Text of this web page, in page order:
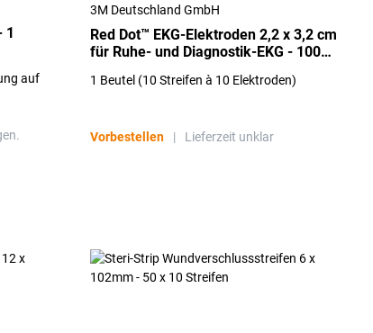
1
auf
3M Deutschland GmbH
Red Dot™ EKG-Elektroden 2,2 x 3,2 cm
für Ruhe- und Diagnostik-EKG - 100
1 Beutel (10 Streifen à 10 Elektroden)
Vorbestellen | Lieferzeit unklar